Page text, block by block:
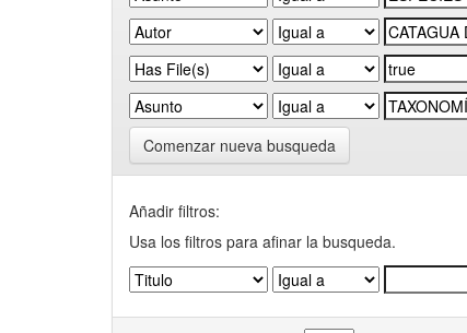
Comenzar nueva busqueda
Añadir filtros:
Usa los filtros para afinar la busqueda.